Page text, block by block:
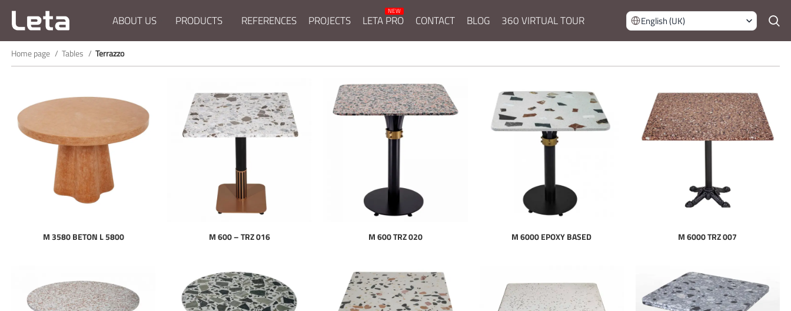
ABOUT US PRODUCTS REFERENCES PROJECTS LETA PRO CONTACT BLOG 360 VIRTUAL TOUR English (UK)
Home page Tables Terrazzo
M 3580 BETON L 5800 M 600 – TRZ 016 M 600 TRZ 020 M 6000 EPOXY BASED M 6000 TRZ 007